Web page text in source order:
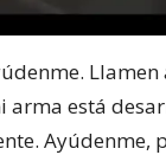
arma está
Ayúdenme,